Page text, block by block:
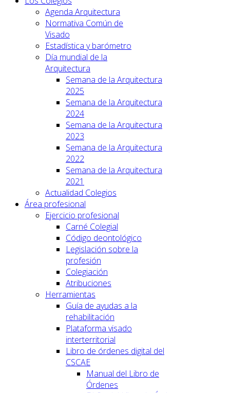
Agenda Arquitectura
Normativa Común de
Visado
Estadística y barómetro
Día mundial de la
Arquitectura
Semana de la Arquitectura
2025
Semana de la Arquitectura
2024
Semana de la Arquitectura
2023
Semana de la Arquitectura
2022
Semana de la Arquitectura
2021
Actualidad Colegios
Área profesional
Ejercicio profesional
Carné Colegial
Código deontológico
Legislación sobre la
profesión
Colegiación
Atribuciones
Herramientas
Guía de ayudas a la
rehabilitación
Plataforma visado
interterritorial
Libro de órdenes digital del
CSCAE
Manual del Libro de
Órdenes